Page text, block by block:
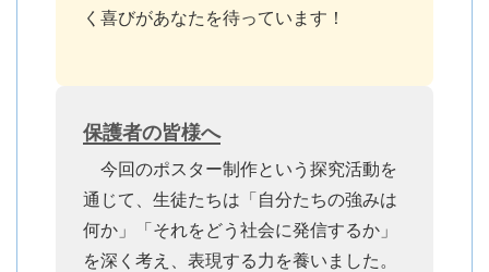
く喜びがあなたを待っています！
保護者の皆様へ
今回のポスター制作という探究活動を
通じて、生徒たちは「自分たちの強みは
何か」「それをどう社会に発信するか」
を深く考え、表現する力を養いました。